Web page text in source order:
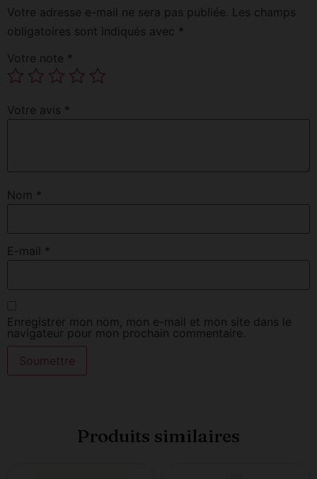
Votre adresse e-mail ne sera pas publiée. Les champs
obligatoires sont indiqués avec *
Votre note *
Votre avis *
Nom *
E-mail *
Enregistrer mon nom, mon e-mail et mon site dans le
navigateur pour mon prochain commentaire.
Produits similaires